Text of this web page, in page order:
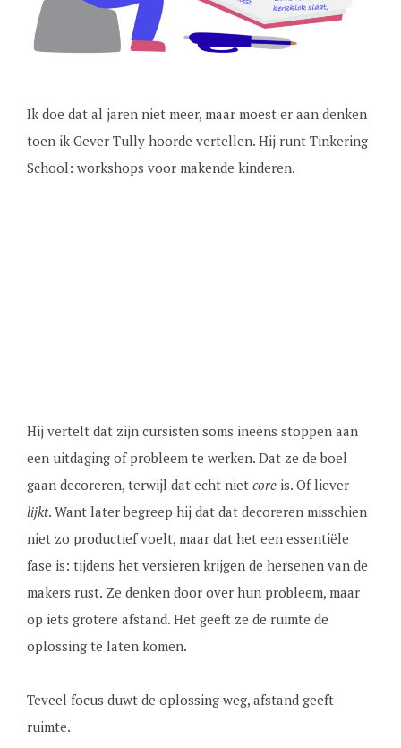
Ik doe dat al jaren niet meer, maar moest er aan denken
toen ik Gever Tully hoorde vertellen. Hij runt Tinkering
School: workshops voor makende kinderen.
Hij vertelt dat zijn cursisten soms ineens stoppen aan
een uitdaging of probleem te werken. Dat ze de boel
gaan decoreren, terwijl dat echt niet coreis. Of liever
lijkt. Want later begreep hij dat dat decoreren misschien
niet zo productief voelt, maar dat het een essentiële
fase is: tijdens het versieren krijgen de hersenen van de
makers rust. Ze denken door over hun probleem, maar
op iets grotere afstand. Het geeft ze de ruimte de
oplossing te laten komen.
Teveel focus duwt de oplossing weg, afstand geeft
ruimte.